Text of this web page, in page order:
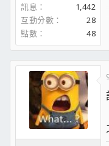
訊息
1,442
互動分數
28
點數
48